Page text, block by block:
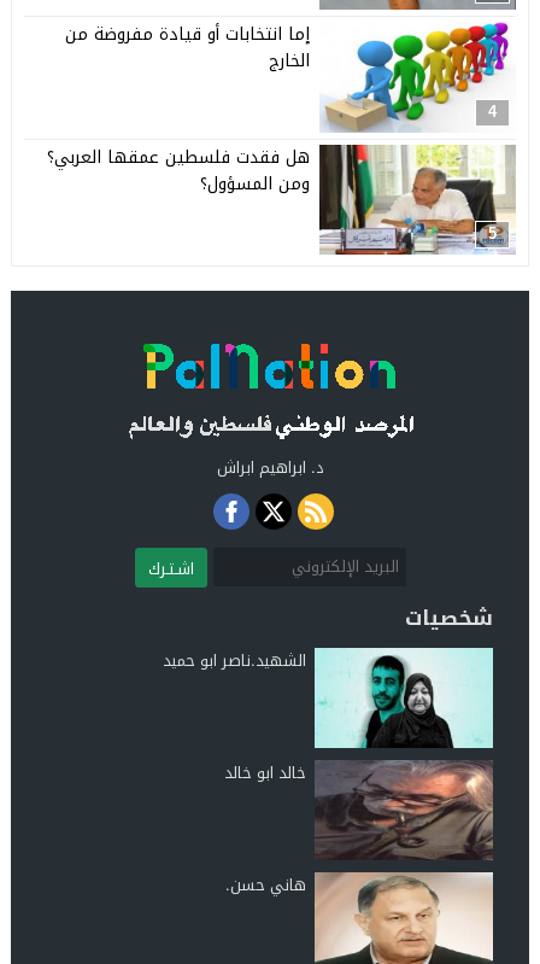
4
إما انتخابات أو قيادة مفروضة من
الخارج
5
هل فقدت فلسطين عمقها العربي؟
ومن المسؤول؟
د. ابراهيم ابراش
اشـتـرك
شخصيات
الشهيد.ناصر ابو حميد
خالد ابو خالد
هاني حسن.